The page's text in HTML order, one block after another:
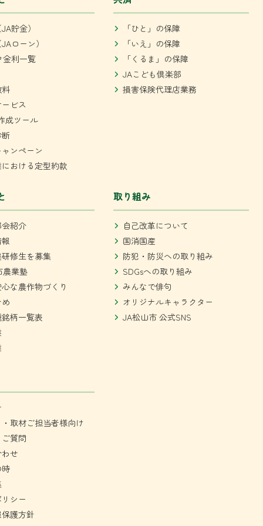
貯金）
ローン）
金利一覧
ビス
成ツール
ンペーン
おける定型約款
「ひと」の保障
「いえ」の保障
「くるま」の保障
JAこども倶楽部
損害保険代理店業務
紹介
修生を募集
農業塾
な農作物づくり
柄一覧表
取り組み
自己改革について
国消国産
防犯・防災への取り組み
SDGsへの取り組み
みんなで俳句
オリジナルキャラクター
JA松山市 公式SNS
取材ご担当者様向け
質問
せ
シー
護方針